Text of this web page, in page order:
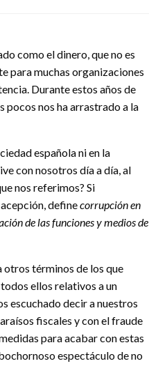
como el dinero, que no es
para muchas organizaciones
Durante estos años de
pocos nos ha arrastrado a la
española ni en la
con nosotros día a día, al
nos referimos? Si
definecorrupción en
de las funciones y medios de
otros términos de los que
ellos relativos a un
escuchado decir a nuestros
fiscales y con el fraude
para acabar con estas
espectáculo de no